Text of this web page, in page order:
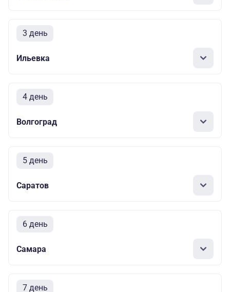
3 день
Ильевка
4 день
Волгоград
5 день
Саратов
6 день
Самара
7 день